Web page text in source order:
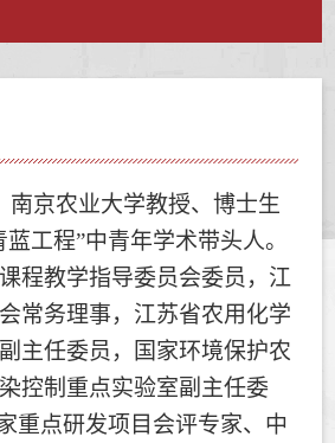
京农业大学教授、博士生
工程”中青年学术带头人。
程教学指导委员会委员， 江
常务理事，江苏省农用化学
主任委员，国家环境保护农
控制重点实验室副主任委
重点研发项目会评专家、中